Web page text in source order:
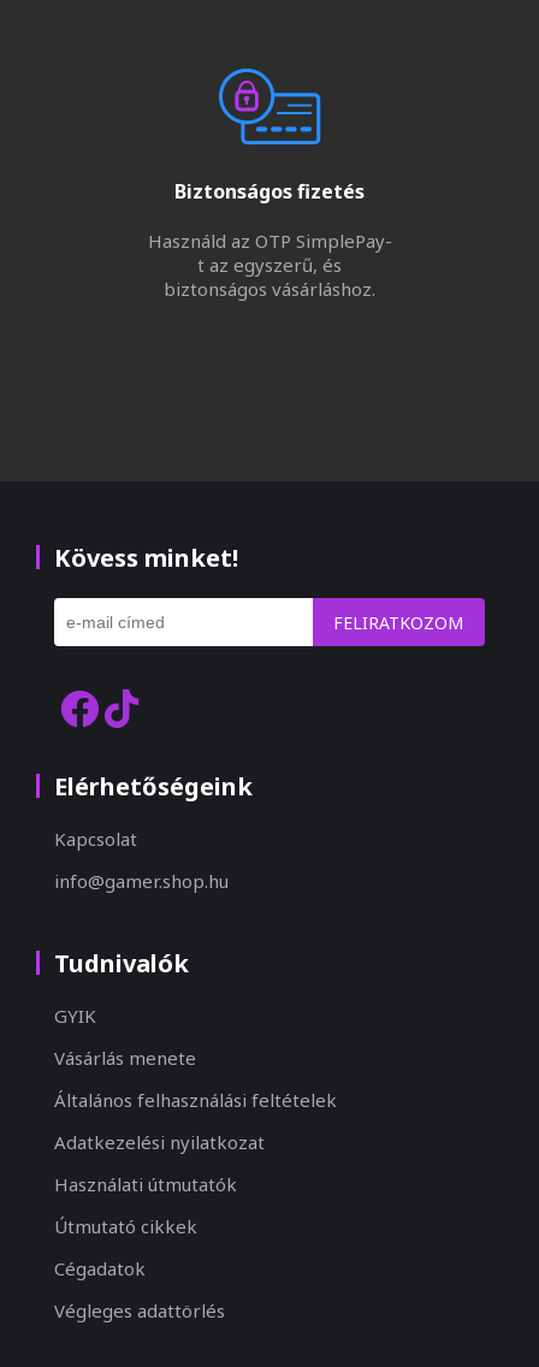
Biztonságos fizetés
Használd az OTP SimplePay-
t az egyszerű, és
biztonságos vásárláshoz.
Kövess minket!
FELIRATKOZOM
Elérhetőségeink
Kapcsolat
info@gamer.shop.hu
Tudnivalók
GYIK
Vásárlás menete
Általános felhasználási feltételek
Adatkezelési nyilatkozat
Használati útmutatók
Útmutató cikkek
Cégadatok
Végleges adattörlés